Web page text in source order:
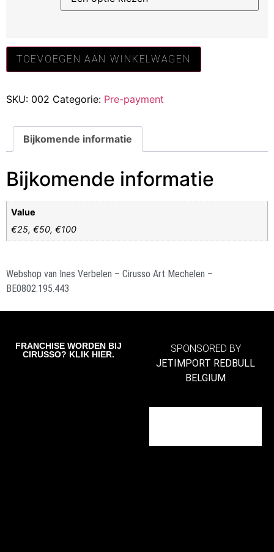
TOEVOEGEN AAN WINKELWAGEN
SKU: 002 Categorie: Pre-payment
Bijkomende informatie
Bijkomende informatie
Value
€25, €50, €100
Webshop van Ines Verbelen – Cirusso Art Mechelen –
BE0802.195.443
FRANCHISE WORDEN BIJ
CIRUSSO? KLIK HIER.
SPONSORED BY
JETIMPORT REDBULL
BELGIUM